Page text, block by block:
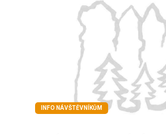
INFO NÁVŠTĚVNÍKŮM